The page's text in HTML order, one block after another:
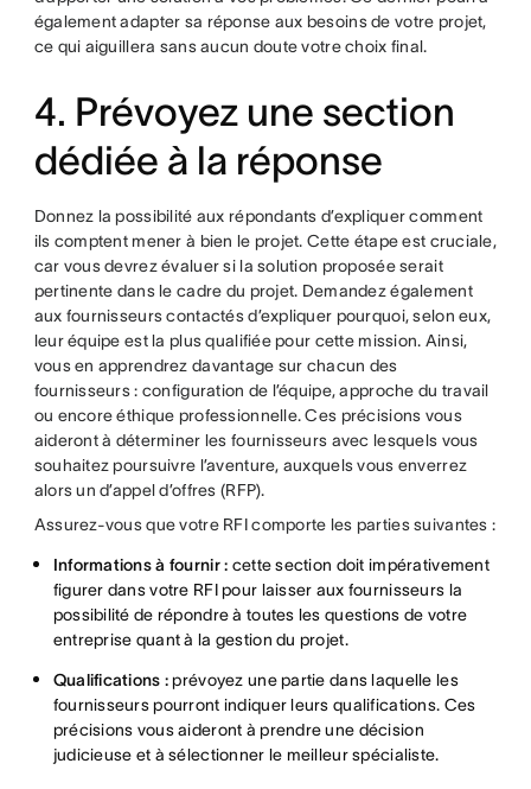
également adapter sa réponse aux besoins de votre projet,
ce qui aiguillera sans aucun doute votre choix final.
4. Prévoyez une section
dédiée à la réponse
Donnez la possibilité aux répondants d’expliquer comment
ils comptent mener à bien le projet. Cette étape est cruciale,
car vous devrez évaluer si la solution proposée serait
pertinente dans le cadre du projet. Demandez également
aux fournisseurs contactés d’expliquer pourquoi, selon eux,
leur équipe est la plus qualifiée pour cette mission. Ainsi,
vous en apprendrez davantage sur chacun des
fournisseurs : configuration de l’équipe, approche du travail
ou encore éthique professionnelle. Ces précisions vous
aideront à déterminer les fournisseurs avec lesquels vous
souhaitez poursuivre l’aventure, auxquels vous enverrez
alors un d’appel d’offres (RFP).
Assurez-vous que votre RFI comporte les parties suivantes :
Informations à fournir : cette section doit impérativement
figurer dans votre RFI pour laisser aux fournisseurs la
possibilité de répondre à toutes les questions de votre
entreprise quant à la gestion du projet.
Qualifications :prévoyez une partie dans laquelle les
fournisseurs pourront indiquer leurs qualifications. Ces
précisions vous aideront à prendre une décision
judicieuse et à sélectionner le meilleur spécialiste.